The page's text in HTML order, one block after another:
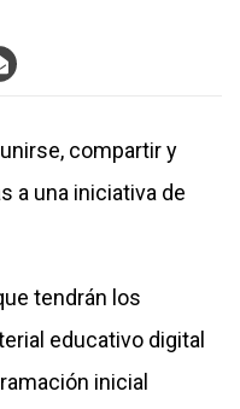
compartir y
a una iniciativa de
tendrán los
educativo digital
inicial